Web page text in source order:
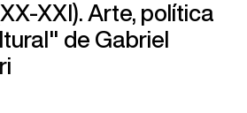
XXI). Arte, política
de Gabriel